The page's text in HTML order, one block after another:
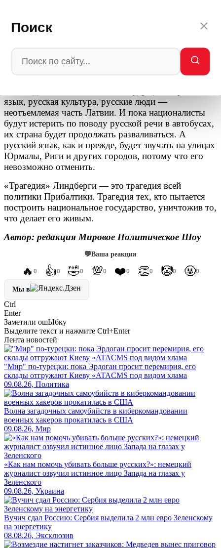
Поиск
ПАЗЛ, КОТОРЫЙ НЕ СОБЕРЕТСЯ
Михаил Шахназаров прав: у Даце Линдберги «в
голове никак не укладывается пазл». Но этот пазл не
укладывается не потому, что водитель нарушил
язык, русская культура, русские люди —
неотъемлемая часть Латвии. И пока националисты
будут истерить по поводу русской речи в автобусах,
их страна будет продолжать разваливаться. А
русский язык, как и прежде, будет звучать на улицах
Юрмалы, Риги и других городов, потому что его
невозможно отменить.
«Трагедия» Линдберги — это трагедия всей
политики Прибалтики. Трагедия тех, кто пытается
построить национальное государство, уничтожив то,
что делает его живым.
Автор: редакция Мировое Политическое Шоу
💬Ваша реакция
🔥 0 👍0 🤣0 💯0 ❤️0 👏0 🤡0 🤬0
Мы в
Ctrl
Enter
Заметили ошЫбку
Выделите текст и нажмите Ctrl+Enter
Лента новостей
"Мир" по-турецки: пока Эрдоган просит перемирия, его
склады отгружают Киеву «ATACMS под видом хлама
09.08.26, Политика
Волна загадочных самоубийств в киберкомандовании
военных хакеров прокатилась в США
09.08.26, Мир
«Как нам помочь убивать больше русских?»: немецкий
журналист озвучил истинное лицо Запада на глазах у
Зеленского
09.08.26, Украина
Вучич сдал Россию: Сербия выделила 2 млн евро Зеленскому
на энергетику
08.08.26, Эксклюзив